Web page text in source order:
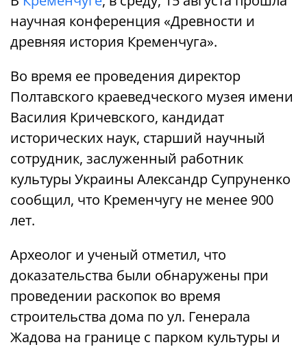
научная конференция «Древности и
древняя история Кременчуга».
Во время ее проведения директор
Полтавского краеведческого музея имени
Василия Кричевского, кандидат
исторических наук, старший научный
сотрудник, заслуженный работник
культуры Украины Александр Супруненко
сообщил, что Кременчугу не менее 900
лет.
Археолог и ученый отметил, что
доказательства были обнаружены при
проведении раскопок во время
строительства дома по ул. Генерала
Жадова на границе с парком культуры и